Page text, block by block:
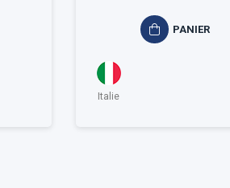
PANIER
Italie